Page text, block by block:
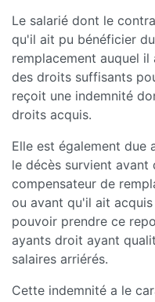
Le salarié dont le
qu'il ait pu bénéficier
remplacement auquel
des droits suffisants
reçoit une indemnité
droits acquis.
Elle est également due
le décès survient
compensateur de
ou avant qu'il ait
pouvoir prendre ce
ayants droit ayant
salaires arriérés.
Cette indemnité a le